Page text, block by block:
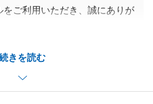
きを読む
をご利用いただき、誠にありが
期間でのお取引でございました
イベントの一部に携わる事が